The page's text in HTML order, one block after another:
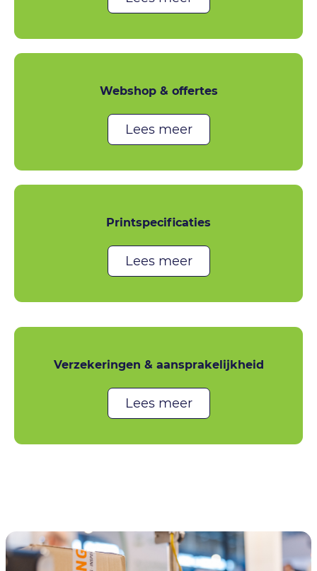
Webshop & offertes
Lees meer
Printspecificaties
Lees meer
Verzekeringen & aansprakelijkheid
Lees meer